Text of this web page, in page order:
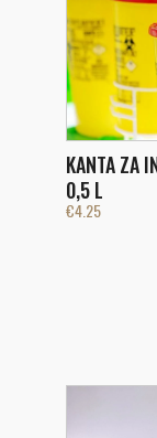
KANTA ZA
0,5 L
€4.25